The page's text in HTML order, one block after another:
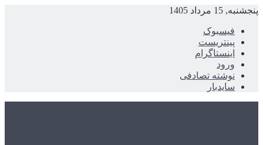
پنجشنبه, 15 مرداد 1405
فیسبوک
پینتریست
اینستاگرام
ورود
نوشته تصادفی
سایدبار